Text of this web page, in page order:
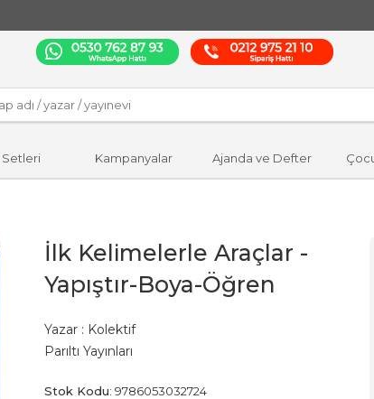
Setleri Kampanyalar Ajanda ve Defter
İlk Kelimelerle Araçlar -
Yapıştır-Boya-Öğren
Yazar : Kolektif
Parıltı Yayınları
Stok Kodu: 9786053032724